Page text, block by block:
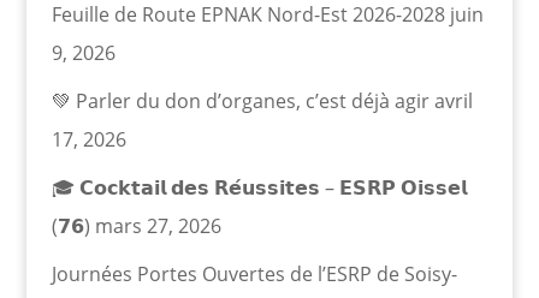
Feuille de Route EPNAK Nord-Est 2026-2028 juin
9, 2026
💚 Parler du don d’organes, c’est déjà agir avril
17, 2026
🎓 𝗖𝗼𝗰𝗸𝘁𝗮𝗶𝗹 𝗱𝗲𝘀 𝗥𝗲́𝘂𝘀𝘀𝗶𝘁𝗲𝘀 – 𝗘𝗦𝗥𝗣 𝗢𝗶𝘀𝘀𝗲𝗹
(𝟳𝟲) mars 27, 2026
Journées Portes Ouvertes de l’ESRP de Soisy-